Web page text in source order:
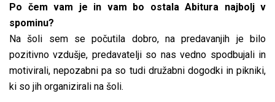
Po čem vam je in vam bo ostala Abitura najbolj v
spominu?
Na šoli sem se počutila dobro, na predavanjih je bilo
pozitivno vzdušje, predavatelji so nas vedno spodbujali in
motivirali, nepozabni pa so tudi družabni dogodki in pikniki,
ki so jih organizirali na šoli.